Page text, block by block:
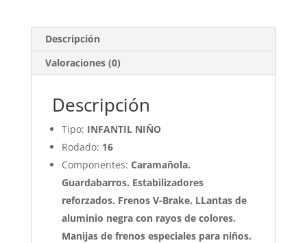
Descripción
Valoraciones (0)
Descripción
Tipo: INFANTIL NIÑO
Rodado: 16
Componentes: Caramañola.
Guardabarros. Estabilizadores
reforzados. Frenos V-Brake. LLantas de
aluminio negra con rayos de colores.
Manijas de frenos especiales para niños.